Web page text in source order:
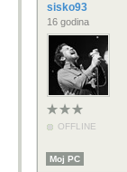
sisko93
16 godina
OFFLINE
Moj PC